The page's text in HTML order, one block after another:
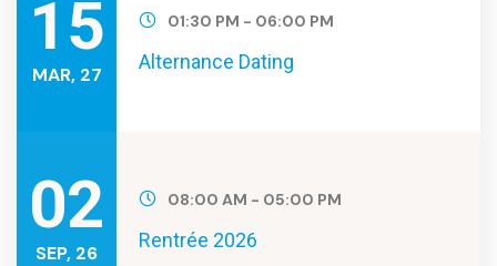
15
MAR, 27
01:30 PM - 06:00 PM
Alternance Dating
02
SEP, 26
08:00 AM - 05:00 PM
Rentrée 2026